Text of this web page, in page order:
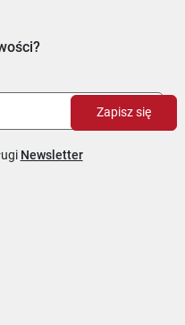
Newsletter
Zapisz się
w nowym oknie
się w nowym oknie
się w nowym
otworzy się w
link otworzy się w